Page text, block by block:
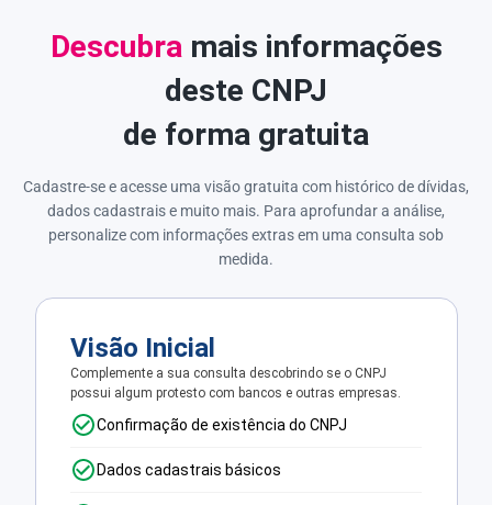
Descubra mais informações
deste CNPJ
de forma gratuita
Cadastre-se e acesse uma visão gratuita com histórico de dívidas,
dados cadastrais e muito mais. Para aprofundar a análise,
personalize com informações extras em uma consulta sob
medida.
Visão Inicial
Complemente a sua consulta descobrindo se o CNPJ
possui algum protesto com bancos e outras empresas.
Confirmação de existência do CNPJ
Dados cadastrais básicos